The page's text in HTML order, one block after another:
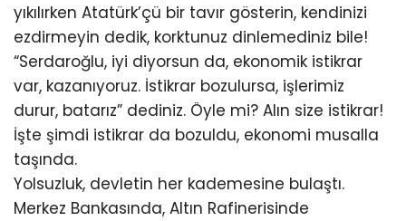
yıkılırken Atatürk’çü bir tavır gösterin, kendinizi
ezdirmeyin dedik, korktunuz dinlemediniz bile!
“Serdaroğlu, iyi diyorsun da, ekonomik istikrar
var, kazanıyoruz. İstikrar bozulursa, işlerimiz
durur, batarız” dediniz. Öyle mi? Alın size istikrar!
İşte şimdi istikrar da bozuldu, ekonomi musalla
taşında.
Yolsuzluk, devletin her kademesine bulaştı.
Merkez Bankasında, Altın Rafinerisinde